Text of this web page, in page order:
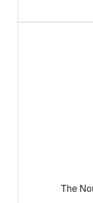
The